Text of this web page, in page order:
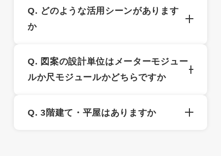
のピッチで建物の大きさを分けています。 ま
た、玄関向きは北玄関・南玄関・東玄関（西玄
関は反転）の三種類に分け、建物の大きさや玄
画住宅や分譲住宅をモデルとした間崩れの無
い、1階と2階で通りが通ったプランとなってお
り、基本的に梁は4モジュール(3640㎜)以下に
そうなシートをかざしていただきます。どのよ
うなプランが入りそうか新人でもその場でお客
お客様が気に入ったシートをコピーしてご要望
を描き足すと充実した初回面談となり次回のプ
Q. どのような活用シーンがあります
か
か、設計相談会や土地相談会などのイベントで
ご利用できます。
Q. 図案の設計単位はメーターモジュー
ルか尺モジュールかどちらですか
ルです。
Q. 3階建て・平屋はありますか